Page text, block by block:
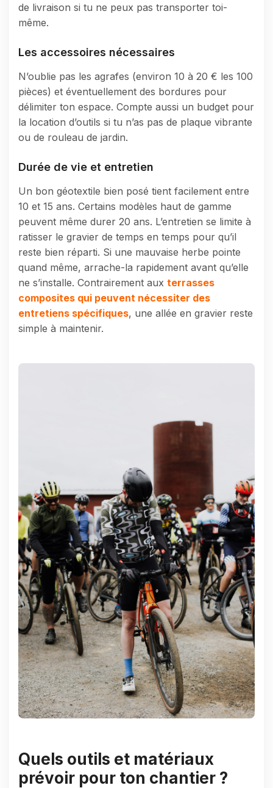
de livraison si tu ne peux pas transporter toi-
même.
Les accessoires nécessaires
N’oublie pas les agrafes (environ 10 à 20 € les 100
pièces) et éventuellement des bordures pour
délimiter ton espace. Compte aussi un budget pour
la location d’outils si tu n’as pas de plaque vibrante
ou de rouleau de jardin.
Durée de vie et entretien
Un bon géotextile bien posé tient facilement entre
10 et 15 ans. Certains modèles haut de gamme
peuvent même durer 20 ans. L’entretien se limite à
ratisser le gravier de temps en temps pour qu’il
reste bien réparti. Si une mauvaise herbe pointe
quand même, arrache-la rapidement avant qu’elle
ne s’installe. Contrairement aux terrasses
composites qui peuvent nécessiter des
entretiens spécifiques, une allée en gravier reste
simple à maintenir.
Quels outils et matériaux
prévoir pour ton chantier ?